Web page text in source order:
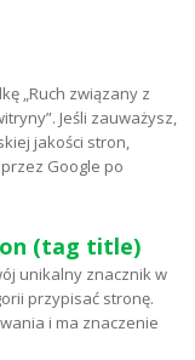
„Ruch związany z
Jeśli zauważysz,
jakości stron,
Google po
(tag title)
unikalny znacznik w
przypisać stronę.
i ma znaczenie